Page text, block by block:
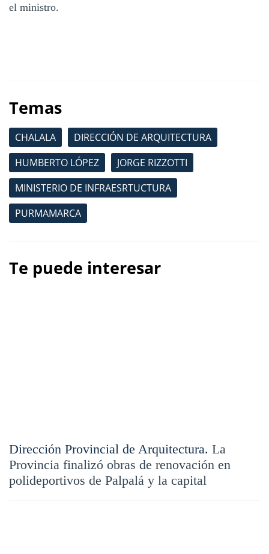
el ministro.
Temas
CHALALA
DIRECCIÓN DE ARQUITECTURA
HUMBERTO LÓPEZ
JORGE RIZZOTTI
MINISTERIO DE INFRAESRTUCTURA
PURMAMARCA
Te puede interesar
Dirección Provincial de Arquitectura. La
Provincia finalizó obras de renovación en
polideportivos de Palpalá y la capital